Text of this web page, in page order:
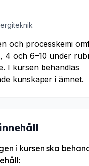
och processkemi
4 och 6–10 under
I kursen behandlas
kunskaper i ämnet.
i kursen ska